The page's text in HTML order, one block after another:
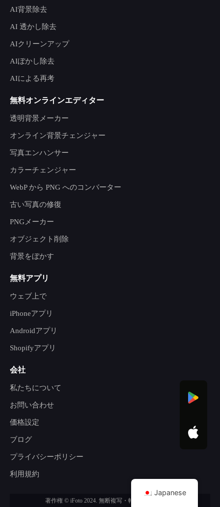
AI背景除去
AI 透かし除去
AIクリーンアップ
AIぼかし除去
AIによる再考
無料オンラインエディター
透明背景メーカー
オンライン背景チェンジャー
写真エンハンサー
カラーチェンジャー
WebP から PNG へのコンバーター
古い写真の修復
PNGメーカー
オブジェクト削除
背景をぼかす
無料アプリ
ウェブ上で
iPhoneアプリ
Androidアプリ
Shopifyアプリ
会社
私たちについて
お問い合わせ
価格設定
ブログ
プライバシーポリシー
利用規約
著作権 © iFoto 2024. 無断複写・転載を禁じます。
Japanese